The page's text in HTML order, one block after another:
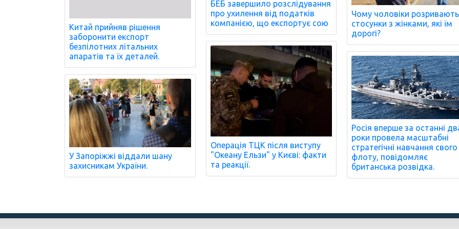
Китай прийняв рішення
заборонити експорт
безпілотних літальних
апаратів та їх деталей.
У Запоріжжі віддали шану
захисникам України.
БЕБ завершило розслідування
про ухилення від податків
компанією, що експортує сою
Операція ТЦК після виступу
"Океану Ельзи" у Києві: факти
та реакції.
Чому чоловіки розривають
стосунки з жінками, які їм
дорогі?
Росія вперше за останні
роки провела масштабні
стратегічні навчання свого
флоту, повідомляє
британська розвідка.